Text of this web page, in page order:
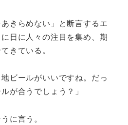
あきらめない」と断言するエ
日に人々の注目を集め、期
きている。
地ビールがいいですね。だっ
が合うでしょう？」
に言う。